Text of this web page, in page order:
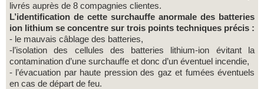
livrés auprès de 8 compagnies clientes.
L’identification de cette surchauffe anormale des batteries
ion lithium se concentre sur trois points techniques précis :
- le mauvais câblage des batteries,
-l’isolation des cellules des batteries lithium-ion évitant la
contamination d’une surchauffe et donc d’un éventuel incendie,
- l’évacuation par haute pression des gaz et fumées éventuels
en cas de départ de feu.